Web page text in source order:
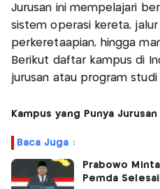
Jurusan ini mempelajari
sistem operasi kereta, jalur
perkeretaapian, hingga
Berikut daftar kampus di
jurusan atau program
Kampus yang Punya
Baca Juga :
Prabowo
Pemda